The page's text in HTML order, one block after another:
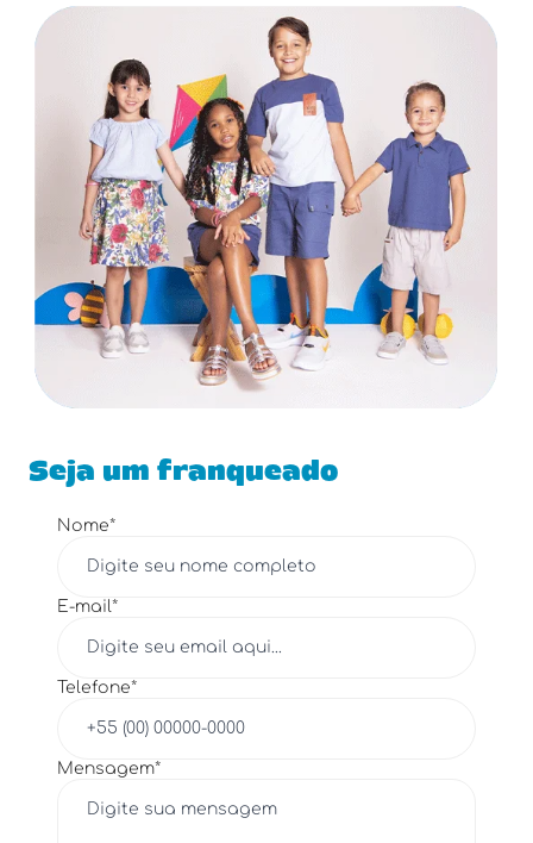
Seja um franqueado
Nome*
E-mail*
Telefone*
Mensagem*